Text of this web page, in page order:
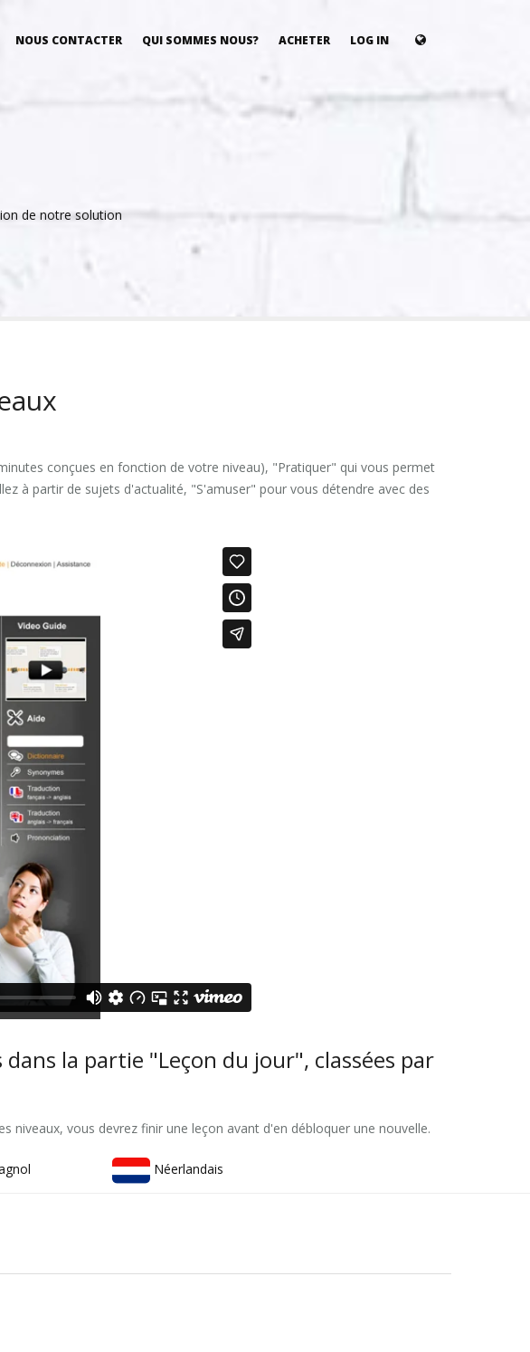
NOUS CONTACTER QUI SOMMES NOUS? ACHETER LOG IN
de notre solution
conçues en fonction de votre niveau), "Pratiquer" qui vous permet
à partir de sujets d'actualité, "S'amuser" pour vous détendre avec des
la partie "Leçon du jour", classées par
niveaux, vous devrez finir une leçon avant d'en débloquer une nouvelle.
Néerlandais